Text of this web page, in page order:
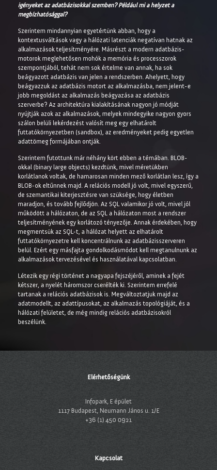
igényeket az adatbázisokkal szemben? Például mi a helyzet a
megbízhatósággal?
Szerintem mindannyian egyetértünk abban, hogy a
kontextusváltások vagy a hálózati latenciák negatívan hatnak az
alkalmazások teljesítményére. Másrészt a modern adatbázis-
motorok meglehetősen mohók a memória és processzorok
szempontjából, tehát nem sok értelme van annak, ha sok
beágyazott adatbázis van jelen a rendszerben. Ahelyett, hogy
beágyazzuk az adatbázis motort az alkalmazásba, nem jelent-e
jobb megoldást az alkalmazás beágyazása az adatbázis
szerverbe? Az architektúra kialakításának nagyon jó módját
nyújtják azok az alkalmazások, melyek mindegyike nagyon gyors
szálon belüli lekérdezést valósít meg egy elhatárolt
futtatókörnyezetben (sandbox), az eredményeket pedig egyetlen
adattömeg formájában ontják.
Szerintem futottunk már néhány kört ebben a témában. BLOB-
okkal (binary large objects) kezdtünk, mivel méretükben
korlátlanok voltak, de hamarosan minden mező korlátlan lesz, így a
BLOB-ok eltűnnek majd. A relációs modell jó volt, mivel egyszerű,
de szemantikai kiterjesztésre van szüksége, hogy életben
maradjon, és tovább fejlődjön. Az SQL valamikor jó volt, mivel jól
működött a hálózaton, de az SQL a hálózaton most a rendszer
teljesítményének egy korlátozó tényezője. Annak érdekében, hogy
megmentsük az SQL-t, a hálózat helyett az elhatárolt
futtatókörnyezetre kell koncentrálnunk az adatbázisszerveren
belül. Ezért egy másfajta gondolkodásmódot kell megtanulnunk az
alkalmazások tervezésével és használatával kapcsolatban.
Létezik egy régi történet a nagyapa fejszéjéről, aminek a fejét
kétszer, a nyelét háromszor cserélték ki. Szerintem errefelé
tartanak a relációs adatbázisok is. Megváltoztatjuk majd az
adatmodellt, az adattípusokat, az alkalmazás topológiáját, és a
hálózati felületet, de még mindig relációs adatbázisokról
beszélünk.
Elérhetőségünk
Infopark, E épület
1117 Budapest, Neumann János u. 1/E
+36 (1) 450 0921
Kapcsolat